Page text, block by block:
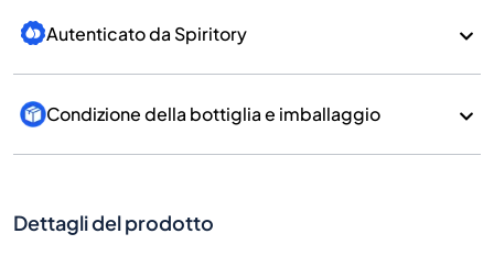
Autenticato da Spiritory
Condizione della bottiglia e imballaggio
Dettagli del prodotto